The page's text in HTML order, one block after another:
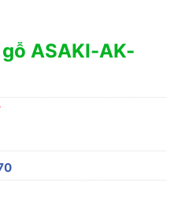
ASAKI-AK-